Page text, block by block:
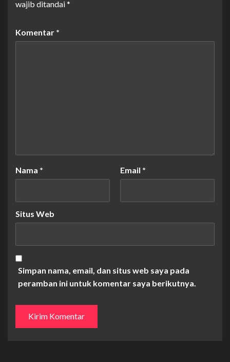
wajib ditandai*
Komentar *
Nama * Email *
Situs Web
Simpan nama, email, dan situs web saya pada
peramban ini untuk komentar saya berikutnya.